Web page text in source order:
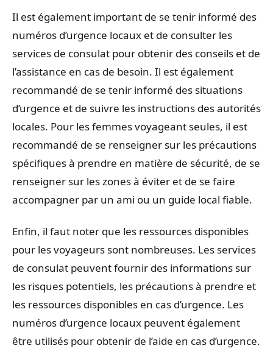
Il est également important de se tenir informé des
numéros d’urgence locaux et de consulter les
services de consulat pour obtenir des conseils et de
l’assistance en cas de besoin. Il est également
recommandé de se tenir informé des situations
d’urgence et de suivre les instructions des autorités
locales. Pour les femmes voyageant seules, il est
recommandé de se renseigner sur les précautions
spécifiques à prendre en matière de sécurité, de se
renseigner sur les zones à éviter et de se faire
accompagner par un ami ou un guide local fiable.
Enfin, il faut noter que les ressources disponibles
pour les voyageurs sont nombreuses. Les services
de consulat peuvent fournir des informations sur
les risques potentiels, les précautions à prendre et
les ressources disponibles en cas d’urgence. Les
numéros d’urgence locaux peuvent également
être utilisés pour obtenir de l’aide en cas d’urgence.